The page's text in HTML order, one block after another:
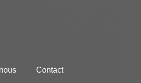
Contact